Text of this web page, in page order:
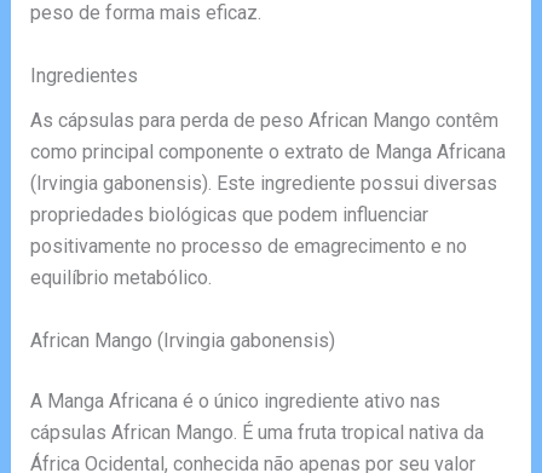
peso de forma mais eficaz.
Ingredientes
As cápsulas para perda de peso African Mango contêm
como principal componente o extrato de Manga Africana
(Irvingia gabonensis). Este ingrediente possui diversas
propriedades biológicas que podem influenciar
positivamente no processo de emagrecimento e no
equilíbrio metabólico.
African Mango (Irvingia gabonensis)
A Manga Africana é o único ingrediente ativo nas
cápsulas African Mango. É uma fruta tropical nativa da
África Ocidental, conhecida não apenas por seu valor